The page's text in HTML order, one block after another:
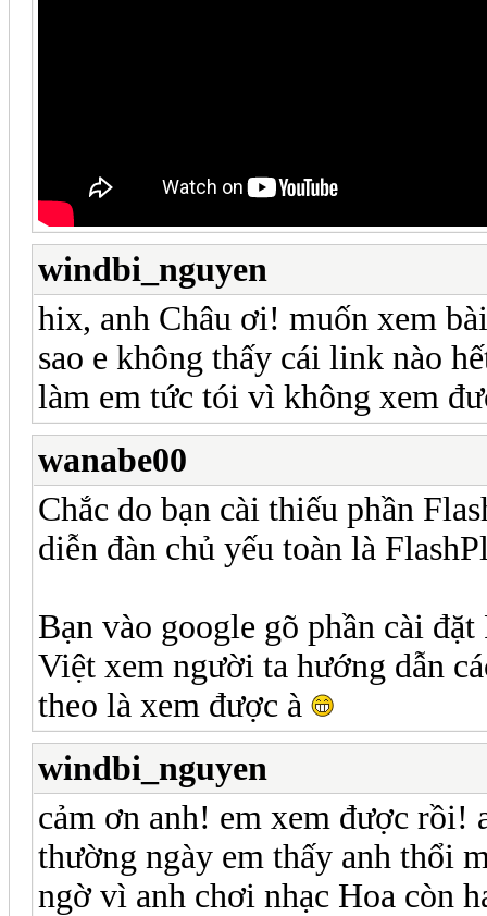
windbi_nguyen
hix, anh Châu ơi! muốn xem
sao e không thấy cái link nào
làm em tức tói vì không xem
wanabe00
Chắc do bạn cài thiếu phần
diễn đàn chủ yếu toàn là
Bạn vào google gõ phần cài
Việt xem người ta hướng dẫn
theo là xem được à
windbi_nguyen
cảm ơn anh! em xem được rồi!
thường ngày em thấy anh thổi
ngờ vì anh chơi nhạc Hoa còn